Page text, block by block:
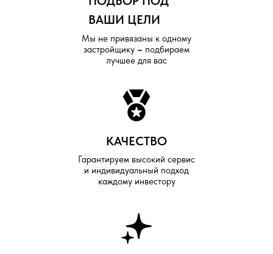
КАЧЕСТВО
Гарантируем высокий сервис
и индивидуальный подход
каждому инвестору
ВАШИ ЦЕЛИ
Мы не привязаны к одному
застройщику – подбираем
лучшее для вас